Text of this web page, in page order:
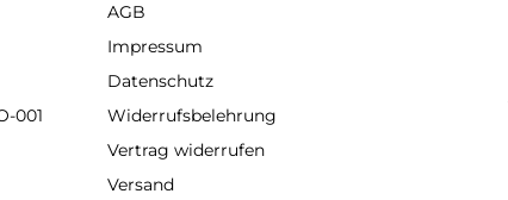
001
AGB
Impressum
Datenschutz
Widerrufsbelehrung
Vertrag widerrufen
Versand